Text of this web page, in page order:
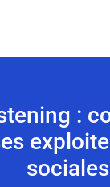
:
sociales